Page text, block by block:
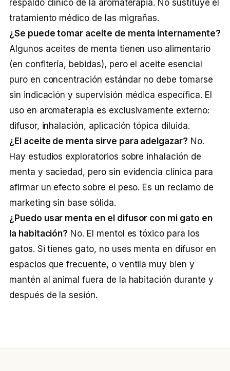
respaldo clínico de la aromaterapia. No sustituye el
tratamiento médico de las migrañas.
¿Se puede tomar aceite de menta internamente?
Algunos aceites de menta tienen uso alimentario
(en confitería, bebidas), pero el aceite esencial
puro en concentración estándar no debe tomarse
sin indicación y supervisión médica específica. El
uso en aromaterapia es exclusivamente externo:
difusor, inhalación, aplicación tópica diluida.
¿El aceite de menta sirve para adelgazar? No.
Hay estudios exploratorios sobre inhalación de
menta y saciedad, pero sin evidencia clínica para
afirmar un efecto sobre el peso. Es un reclamo de
marketing sin base sólida.
¿Puedo usar menta en el difusor con mi gato en
la habitación? No. El mentol es tóxico para los
gatos. Si tienes gato, no uses menta en difusor en
espacios que frecuente, o ventila muy bien y
mantén al animal fuera de la habitación durante y
después de la sesión.